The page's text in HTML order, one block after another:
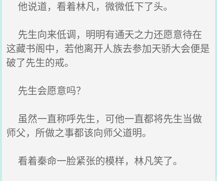
他说道，看着林凡，微微低下了头。
先生向来低调，明明有通天之力还愿意待在
这藏书阁中，若他离开人族去参加天骄大会便是
破了先生的戒。
先生会愿意吗？
虽然一直称呼先生，可他一直都将先生当做
师父，所做之事都该向师父道明。
看着秦命一脸紧张的模样，林凡笑了。